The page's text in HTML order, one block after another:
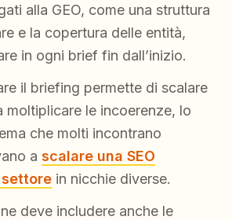
alla GEO, come una struttura
e la copertura delle entità,
in ogni brief fin dall’inizio.
il briefing permette di scalare
moltiplicare le incoerenze, lo
che molti incontrano
a scalare una SEO
in nicchie diverse.
deve includere anche le